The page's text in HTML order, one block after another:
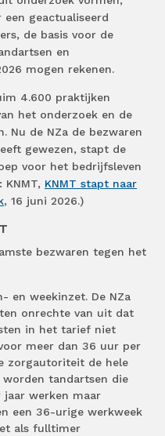
geactualiseerd
de basis voor de
en
mogen rekenen.
4.600 praktijken
het onderzoek en de
Nu de NZa de bezwaren
gewezen, stapt de
voor het bedrijfsleven
KNMT stapt naar
, 16 juni 2026.)
bezwaren tegen het
en weekinzet. De NZa
onrechte van uit dat
in het tarief niet
meer dan 36 uur per
zorgautoriteit de hele
tandartsen die
werken maar
een 36-urige werkweek
als fulltimer